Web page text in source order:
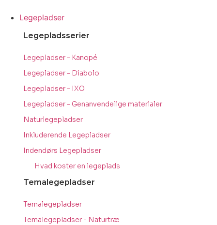
Legepladser
Legepladsserier
Legepladser – Kanopé
Legepladser – Diabolo
Legepladser – IXO
Legepladser – Genanvendelige materialer
Naturlegepladser
Inkluderende Legepladser
Indendørs Legepladser
Hvad koster en legeplads
Temalegepladser
Temalegepladser
Temalegepladser - Naturtræ